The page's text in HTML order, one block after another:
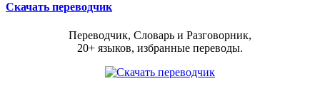
Скачать переводчик
Переводчик, Словарь и Разговорник,
20+ языков, избранные переводы.